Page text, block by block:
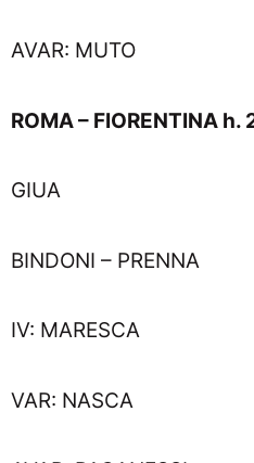
AVAR: MUTO
ROMA – FIORENTINA h.
GIUA
BINDONI – PRENNA
IV: MARESCA
VAR: NASCA